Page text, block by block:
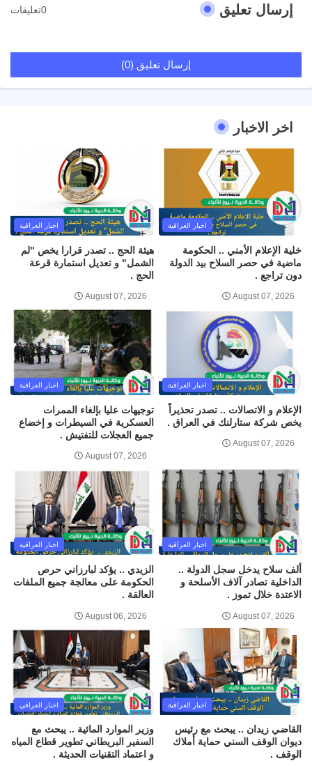
إرسال تعليق 0تعليقات
إرسال تعليق (0)
اخر الاخبار
اخبار العراقية
خلية الإعلام الأمني .. الحكومة
ماضية في حصر السلاح بيد الدولة
دون تراجع .
August 07, 2026
اخبار العراقية
هيئة الحج .. تصدر قرارا يخص "لم
الشمل" و تعديل استمارة قرعة
الحج .
August 07, 2026
اخبار العراقية
الإعلام و الاتصالات .. تصدر تحذيراً
يخص شركة ستارلنك في العراق .
August 07, 2026
اخبار العراقية
توجيهات عليا بإلغاء الممرات
العسكرية في السيطرات و إخضاع
جميع العجلات للتفتيش .
August 07, 2026
اخبار العراقية
ألف سلاح يدخل سجل الدولة ..
الداخلية تصادر آلاف الأسلحة و
الاعتدة خلال تموز .
August 07, 2026
اخبار العراقية
الزيدي .. يؤكد لبارزاني حرص
الحكومة على معالجة جميع الملفات
العالقة .
August 06, 2026
اخبار العراقية
القاضي زيدان .. يبحث مع رئيس
ديوان الوقف السني حماية أملاك
الوقف .
اخبار العراقي
وزير الموارد المائية .. يبحث مع
السفير البريطاني تطوير قطاع المياه
و اعتماد التقنيات الحديثة .